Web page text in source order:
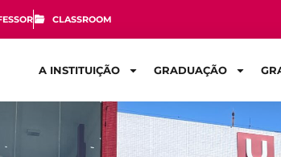
CLASSROOM
A INSTITUIÇÃO GRADUAÇÃO